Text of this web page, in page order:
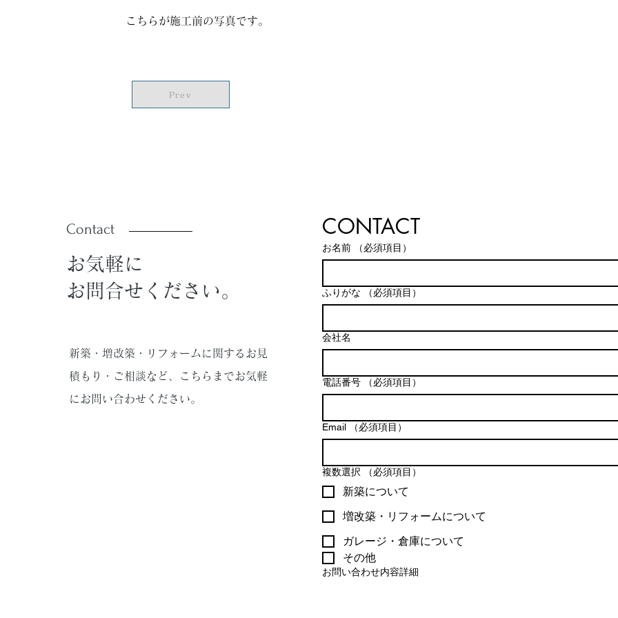
こちらが施工前の写真です。
Prev
Contact
お気軽に
お問合せください。
新築・増改築・リフォームに関するお見
積もり・ご相談など、こちらまでお気軽
にお問い合わせください。
CONTACT
お名前 （必須項目）
ふりがな （必須項目）
会社名
電話番号 （必須項目）
Email （必須項目）
複数選択 （必須項目）
新築について
増改築・リフォームについて
ガレージ・倉庫について
その他
お問い合わせ内容詳細